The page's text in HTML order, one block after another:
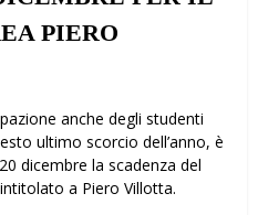
PIERO
anche degli studenti
ultimo scorcio dell’anno, è
dicembre la scadenza del
a Piero Villotta.